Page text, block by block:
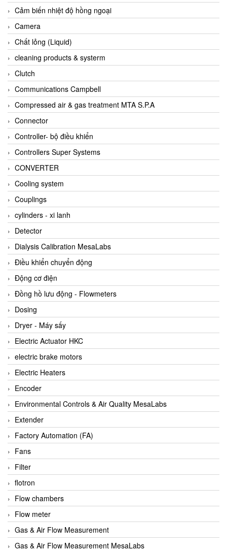
Airtac Vietnam
Airtec Vietnam
AI-Tek Vietnam
Akerstroms Viet Nam
AKO Armaturen & Separationstechnik
AKO Armaturen & Separationstechnik Vietnam
AKUSENSE
ALA OFFICINE SPA
Albrecht-Automatik Viet Nam
Allen Bradley Vietnam
Alpha Moisture Vietnam
Alpha-Achem Vietnam
Alphino
ALRE-IT Vietnam
Altech
Amarillo Gear
Ametek
AMPTRON Vietnam
AND Vietnam
ANDERSON-NEGELE
ANDILOG Technologies Vietnam
Anritsu
ANTEC S.A
Antico pumps
Anybus/ HMS
AOBEN
Apex Dynamics Vietnam
Apex Dynamics Vietnam
Apiste
APLISENS VietNam
Apollo Fire
Appleton
AQ Matic
Aqualabo Vietnam
Aquametro
Cảm biến nhiệt độ hồng ngoại
Camera
Chất lỏng (Liquid)
cleaning products & systerm
Clutch
Communications Campbell
Compressed air & gas treatment MTA S.P.A
Connector
Controller- bộ điều khiển
Controllers Super Systems
CONVERTER
Cooling system
Couplings
cylinders - xi lanh
Detector
Dialysis Calibration MesaLabs
Điều khiển chuyển động
Động cơ điện
Đồng hồ lưu động - Flowmeters
Dosing
Dryer - Máy sấy
Electric Actuator HKC
electric brake motors
Electric Heaters
Encoder
Environmental Controls & Air Quality MesaLabs
Extender
Factory Automation (FA)
Fans
Filter
flotron
Flow chambers
Flow meter
Gas & Air Flow Measurement
Gas & Air Flow Measurement MesaLabs